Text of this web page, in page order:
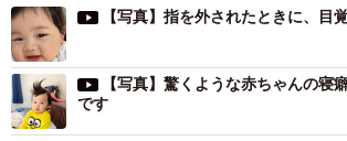
【写真】指を外されたときに、目
【写真】驚くような赤ちゃんの寝
です